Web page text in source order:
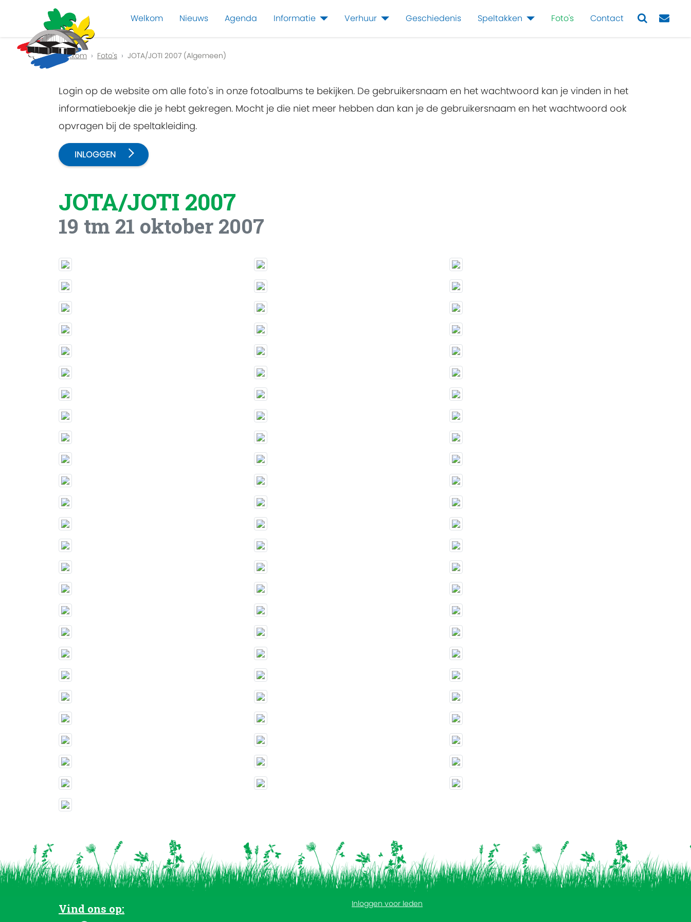
Welkom Nieuws Agenda Informatie Verhuur Geschiedenis Speltakken Foto's Contact
Previous
Welkom Foto's JOTA/JOTI 2007 (Algemeen)
Login op de website om alle foto's in onze fotoalbums te bekijken. De gebruikersnaam en het wachtwoord kan je vinden in het
informatieboekje die je hebt gekregen. Mocht je die niet meer hebben dan kan je de gebruikersnaam en het wachtwoord ook
opvragen bij de speltakleiding.
INLOGGEN
JOTA/JOTI 2007
19 tm 21 oktober 2007
Vind ons op: Inloggen voor leden